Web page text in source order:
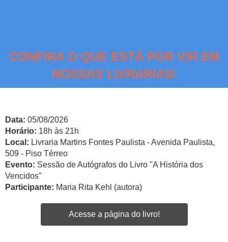
CONFIRA O QUE ESTÁ POR VIR EM
NOSSAS LIVRARIAS!
Data: 05/08/2026
Horário: 18h às 21h
Local: Livraria Martins Fontes Paulista - Avenida Paulista,
509 - Piso Térreo
Evento: Sessão de Autógrafos do Livro "A História dos
Vencidos"
Participante: Maria Rita Kehl (autora)
Acesse a página do livro!